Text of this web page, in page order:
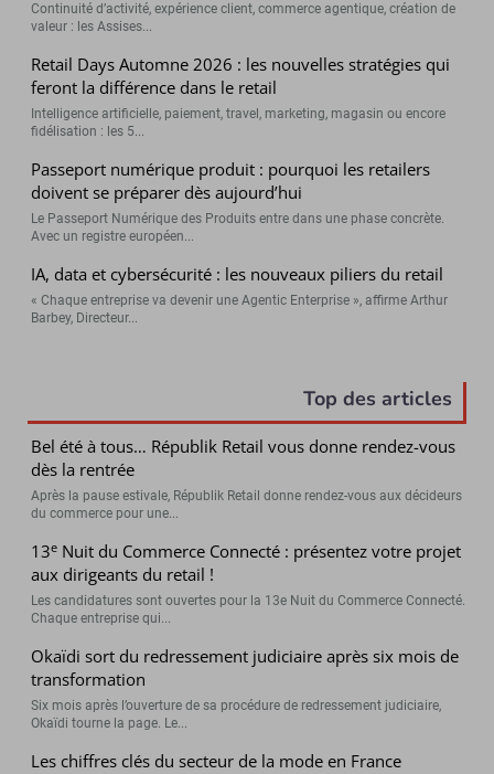
Continuité d’activité, expérience client, commerce agentique, création de
valeur : les Assises...
Retail Days Automne 2026 : les nouvelles stratégies qui
feront la différence dans le retail
Intelligence artificielle, paiement, travel, marketing, magasin ou encore
fidélisation : les 5...
Passeport numérique produit : pourquoi les retailers
doivent se préparer dès aujourd’hui
Le Passeport Numérique des Produits entre dans une phase concrète.
Avec un registre européen...
IA, data et cybersécurité : les nouveaux piliers du retail
« Chaque entreprise va devenir une Agentic Enterprise », affirme Arthur
Barbey, Directeur...
Top des articles
Bel été à tous… Républik Retail vous donne rendez-vous
dès la rentrée
Après la pause estivale, Républik Retail donne rendez-vous aux décideurs
du commerce pour une...
13e Nuit du Commerce Connecté : présentez votre projet
aux dirigeants du retail !
Les candidatures sont ouvertes pour la 13e Nuit du Commerce Connecté.
Chaque entreprise qui...
Okaïdi sort du redressement judiciaire après six mois de
transformation
Six mois après l’ouverture de sa procédure de redressement judiciaire,
Okaïdi tourne la page. Le...
Les chiffres clés du secteur de la mode en France